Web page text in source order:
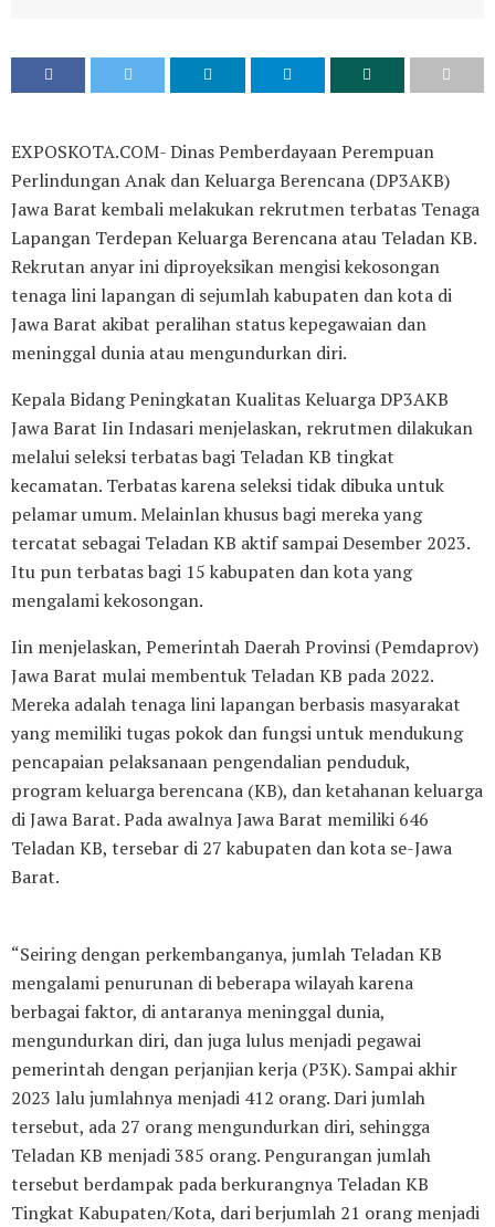
EXPOSKOTA.COM- Dinas Pemberdayaan Perempuan
Perlindungan Anak dan Keluarga Berencana (DP3AKB)
Jawa Barat kembali melakukan rekrutmen terbatas Tenaga
Lapangan Terdepan Keluarga Berencana atau Teladan KB.
Rekrutan anyar ini diproyeksikan mengisi kekosongan
tenaga lini lapangan di sejumlah kabupaten dan kota di
Jawa Barat akibat peralihan status kepegawaian dan
meninggal dunia atau mengundurkan diri.
Kepala Bidang Peningkatan Kualitas Keluarga DP3AKB
Jawa Barat Iin Indasari menjelaskan, rekrutmen dilakukan
melalui seleksi terbatas bagi Teladan KB tingkat
kecamatan. Terbatas karena seleksi tidak dibuka untuk
pelamar umum. Melainlan khusus bagi mereka yang
tercatat sebagai Teladan KB aktif sampai Desember 2023.
Itu pun terbatas bagi 15 kabupaten dan kota yang
mengalami kekosongan.
Iin menjelaskan, Pemerintah Daerah Provinsi (Pemdaprov)
Jawa Barat mulai membentuk Teladan KB pada 2022.
Mereka adalah tenaga lini lapangan berbasis masyarakat
yang memiliki tugas pokok dan fungsi untuk mendukung
pencapaian pelaksanaan pengendalian penduduk,
program keluarga berencana (KB), dan ketahanan keluarga
di Jawa Barat. Pada awalnya Jawa Barat memiliki 646
Teladan KB, tersebar di 27 kabupaten dan kota se-Jawa
Barat.
“Seiring dengan perkembanganya, jumlah Teladan KB
mengalami penurunan di beberapa wilayah karena
berbagai faktor, di antaranya meninggal dunia,
mengundurkan diri, dan juga lulus menjadi pegawai
pemerintah dengan perjanjian kerja (P3K). Sampai akhir
2023 lalu jumlahnya menjadi 412 orang. Dari jumlah
tersebut, ada 27 orang mengundurkan diri, sehingga
Teladan KB menjadi 385 orang. Pengurangan jumlah
tersebut berdampak pada berkurangnya Teladan KB
Tingkat Kabupaten/Kota, dari berjumlah 21 orang menjadi